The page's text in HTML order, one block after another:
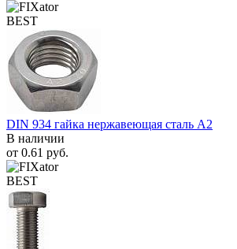
BEST
DIN 934 гайка нержавеющая сталь A2
В наличии
от 0.61 руб.
BEST